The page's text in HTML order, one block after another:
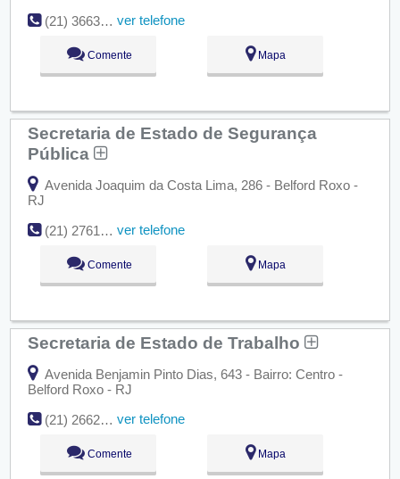
(21) 3663-3688
ver telefone
Comente Mapa
Secretaria de Estado de Segurança
Pública
Avenida Joaquim da Costa Lima, 286 - Belford Roxo -
RJ
(21) 2761-7317
ver telefone
Comente Mapa
Secretaria de Estado de Trabalho
Avenida Benjamin Pinto Dias, 643 - Bairro: Centro -
Belford Roxo - RJ
(21) 2662-0469
ver telefone
Comente Mapa